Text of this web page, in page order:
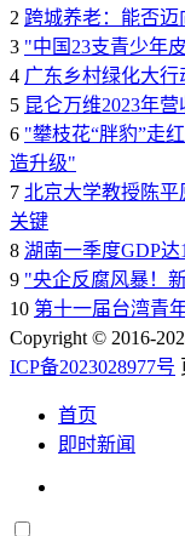
2 跨城养老：能否迈
3 "中国23支青少年
4 广东乡村绿化大
5 昆仑万维2023年
6 "攀枝花“胖豹”走
造升级"
7 北京大学教授陈
关键
8 湖南一季度GDP
9 "央企反腐风暴！
10 第十一届台湾青
Copyright © 2016-
ICP备2023028977号
首页
即时新闻